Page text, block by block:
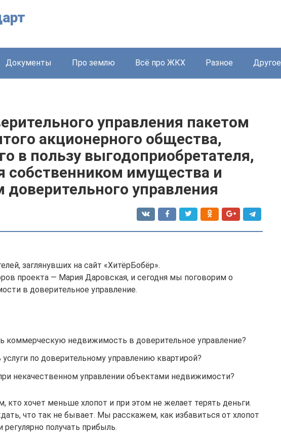
Документы Про землю Всё про ЖКХ Разное Другое
управления пакетом
акционерного общества,
в пользу выгодоприобретателя,
имущества и
доверительного управления
заглянувших на сайт «ХитёрБобёр».
проекта — Мария Даровская, и сегодня мы поговорим о
в доверительное управление.
коммерческую недвижимость в доверительное управление?
услуги по доверительному управлению квартирой?
некачественном управлении объектами недвижимости?
кто хочет меньше хлопот и при этом не желает терять деньги.
что так не бывает. Мы расскажем, как избавиться от хлопот
получать прибыль.